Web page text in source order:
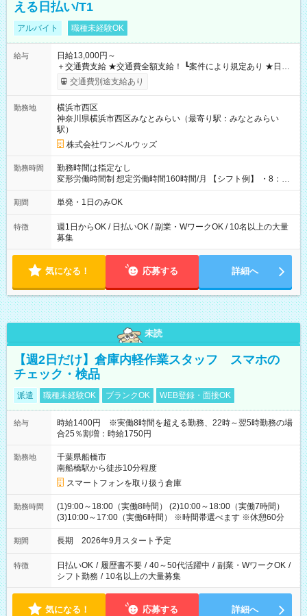
える日払い/T1
アルバイト 職種未経験OK
給与
日給13,000円～
＋交通費支給 ★交通費全額支給！ ┗案件により規定あり ★日払
いOK！（規定あり） ┗働いたその日に現金GET♪ お仕事後はコ
ンビニATMから 日払い分を引き落とせます！ 【試用期間】試
交通費別途支給あり
勤務地
横浜市西区
神奈川県横浜市西区みなとみらい（最寄り駅：みなとみらい
駅）
株式会社ワンベルウッズ
勤務時間
勤務時間は指定なし
変形労働時間制 想定労働時間160時間/月 【シフト例】 ・8：00
～21：00
期間 単発・1日のみOK
特徴
週1日からOK / 日払いOK / 副業・WワークOK / 10名以上の大量
募集
気になる！ 応募する 詳細へ
未読
【週2日だけ】倉庫内軽作業スタッフ スマホの
チェック・検品
派遣 職種未経験OK ブランクOK WEB登録・面接OK
給与
時給1400円 ※実働8時間を超える勤務、22時～翌5時勤務の場
合25％割増：時給1750円
勤務地
千葉県船橋市
南船橋駅から徒歩10分程度
スマートフォンを取り扱う倉庫
勤務時間
(1)9:00～18:00（実働8時間） (2)10:00～18:00（実働7時間）
(3)10:00～17:00（実働6時間） ※時間帯選べます ※休憩60分
期間 長期 2026年9月スタート予定
特徴 日払いOK / 履歴書不要 / 40～50代活躍中 / 副業・WワークOK /
シフト勤務 / 10名以上の大量募集
気になる！ 応募する 詳細へ